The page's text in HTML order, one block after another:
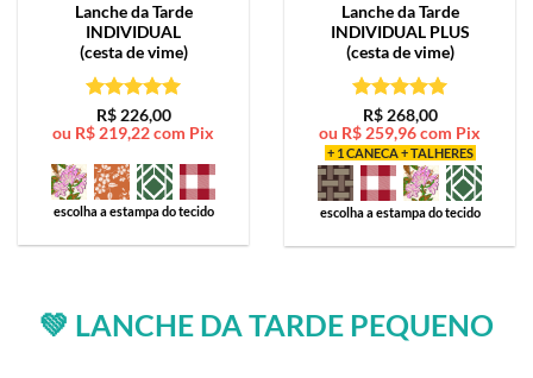
Lanche da Tarde
INDIVIDUAL
(cesta de vime)
Avaliação5
de 5
R$226,00
ou R$ 219,22com Pix
escolha a estampa do tecido
Lanche da Tarde
INDIVIDUAL PLUS
(cesta de vime)
Avaliação5
de 5
R$268,00
ou R$ 259,96com Pix
+ 1 CANECA + TALHERES
escolha a estampa do tecido
💚 LANCHE DA TARDE PEQUENO